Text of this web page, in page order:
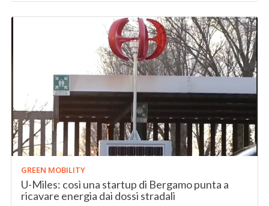
GREEN MOBILITY
U-Miles: così una startup di Bergamo punta a
ricavare energia dai dossi stradali